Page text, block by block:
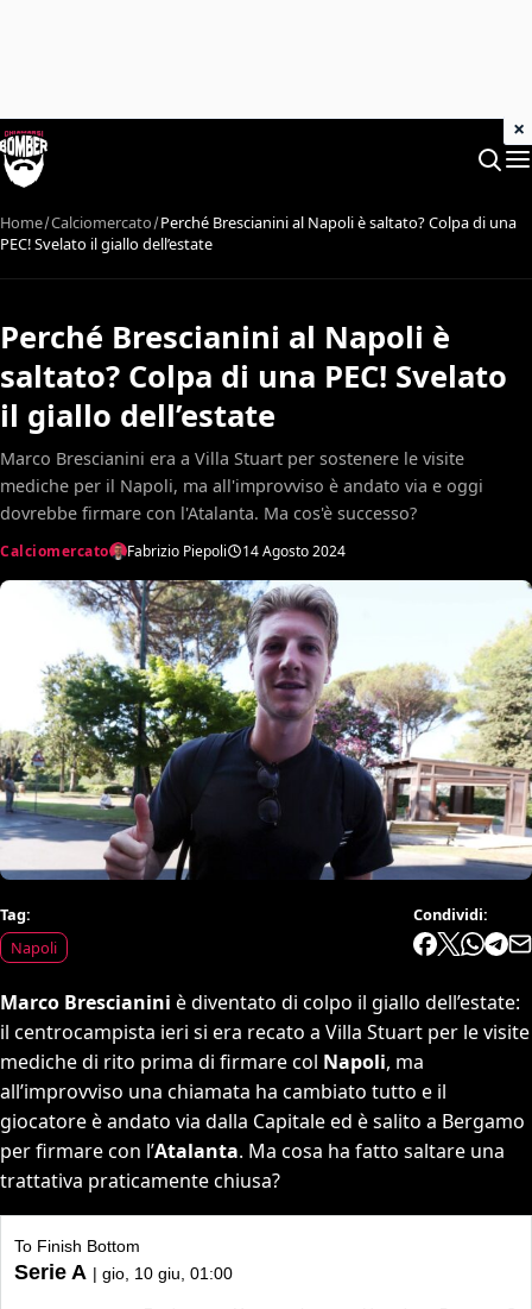
Home Calciomercato Perché Brescianini al Napoli è saltato? Colpa di una
PEC! Svelato il giallo dell’estate
Perché Brescianini al Napoli è
saltato? Colpa di una PEC! Svelato
il giallo dell’estate
Marco Brescianini era a Villa Stuart per sostenere le visite
mediche per il Napoli, ma all'improvviso è andato via e oggi
dovrebbe firmare con l'Atalanta. Ma cos'è successo?
Calciomercato Fabrizio Piepoli 14 Agosto 2024
Tag:
Napoli
Condividi:
Marco Brescianini è diventato di colpo il giallo dell’estate:
il centrocampista ieri si era recato a Villa Stuart per le visite
mediche di rito prima di firmare col Napoli, ma
all’improvviso una chiamata ha cambiato tutto e il
giocatore è andato via dalla Capitale ed è salito a Bergamo
per firmare con l’Atalanta. Ma cosa ha fatto saltare una
trattativa praticamente chiusa?
×